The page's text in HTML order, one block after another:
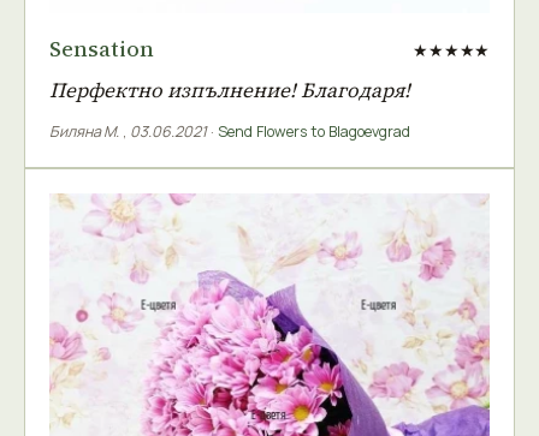
Sensation ★★★★★
Перфектно изпълнение! Благодаря!
Биляна М. , 03.06.2021· Send Flowers to Blagoevgrad